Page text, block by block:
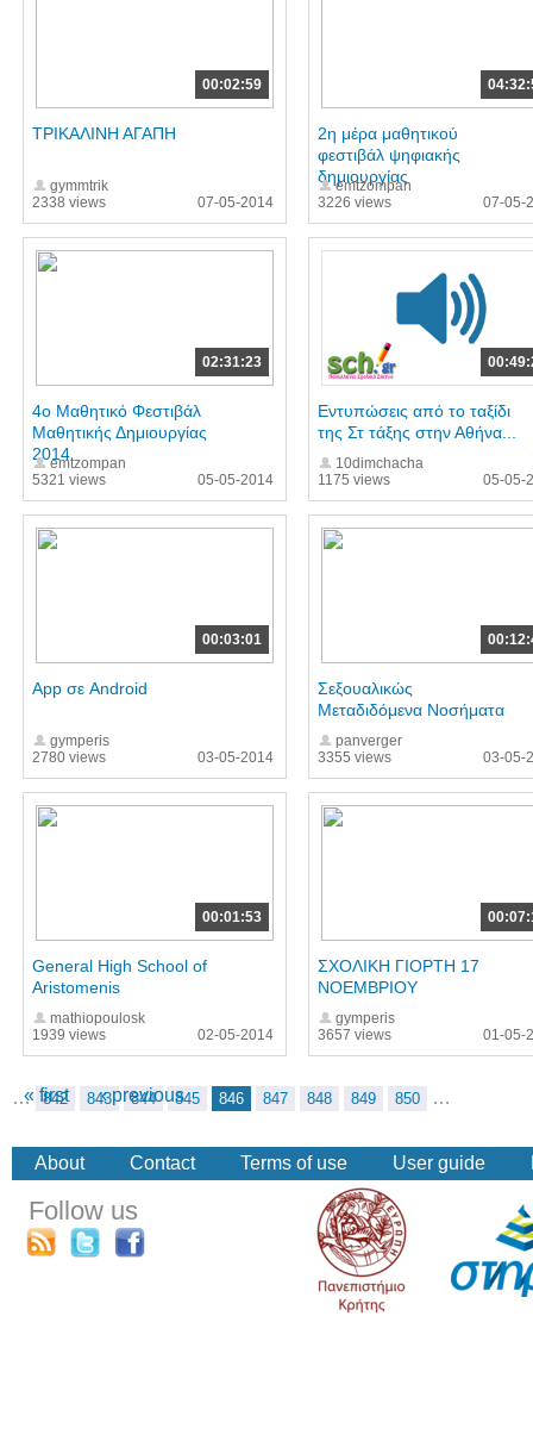
00:02:59
2338 views
ΤΡΙΚΑΛΙΝΗ ΑΓΑΠΗ
gymmtrik
07-05-2014
3226 views
2η μέρα μαθητικού
φεστιβάλ ψηφιακής
δημιουργίας
emtzompan
07-05-
02:31:23
5321 views
4o Μαθητικό Φεστιβάλ
Μαθητικής Δημιουργίας
2014emtzompan
05-05-2014
1175 views
Εντυπώσεις από το ταξίδι
της Στ τάξης στην Αθήνα...
10dimchacha
05-05-
00:03:01
2780 views
App σε Android
gymperis
03-05-2014
3355 views
Σεξουαλικώς
Μεταδιδόμενα Νοσήματα
panverger
03-05-
00:01:53
1939 views
General High School of
Aristomenis
mathiopoulosk
02-05-2014
3657 views
ΣΧΟΛΙΚΗ ΓΙΟΡΤΗ 17
ΝΟΕΜΒΡΙΟΥ
gymperis
01-05-
« first ‹ previous
… 842 843 844 845 846 847 848 849 850 …
About Contact Terms of use User guide
Follow us